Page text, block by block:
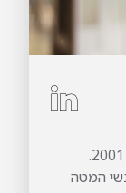
חגית הצטרפה ל-Experis Israel בשנת 2001.
המטה